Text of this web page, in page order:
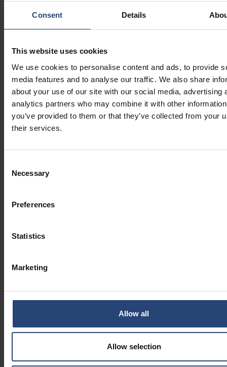
Consent Details
This website uses cookies
We use cookies to personalise content and ads, to provide
media features and to analyse our traffic. We also share
about your use of our site with our social media, advertising
analytics partners who may combine it with other
you’ve provided to them or that they’ve collected from your
their services.
Selection
Necessary
Preferences
Statistics
Marketing
Allow all
Allow selection